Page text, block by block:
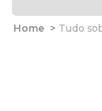
Home > Tudo